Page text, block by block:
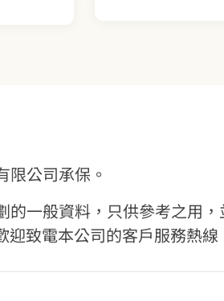
限公司承保。
的一般資料，只供參考之用
迎致電本公司的客戶服務熱線